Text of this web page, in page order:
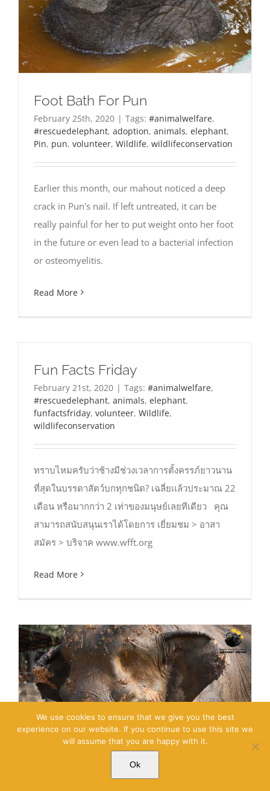
Foot Bath For Pun
February 25th, 2020 | Tags: #animalwelfare,
#rescuedelephant, adoption, animals, elephant,
Pin, pun, volunteer, Wildlife, wildlifeconservation
Earlier this month, our mahout noticed a deep
crack in Pun's nail. If left untreated, it can be
really painful for her to put weight onto her foot
in the future or even lead to a bacterial infection
or osteomyelitis.
Read More
Fun Facts Friday
February 21st, 2020 | Tags: #animalwelfare,
#rescuedelephant, animals, elephant,
funfactsfriday, volunteer, Wildlife,
wildlifeconservation
ทราบไหมครับว่าช้างมีช่วงเวลาการตั้งครรภ์ยาวนาน
ที่สุดในบรรดาสัตว์บกทุกชนิด? เฉลี่ยเเล้วประมาณ 22
เดือน หรือมากกว่า 2 เท่าของมนุษย์เลยทีเดียว คุณ
สามารถสนับสนุนเราได้โดยการ เยี่ยมชม > อาสา
สมัคร > บริจาค www.wfft.org
Read More
We use cookies to ensure that we give you the best
experience on our website. If you continue to use this site we
will assume that you are happy with it.
Ok